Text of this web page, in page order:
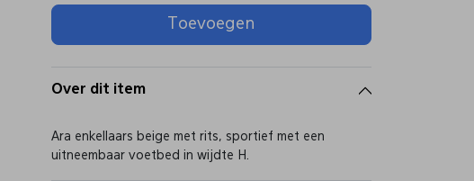
Toevoegen
Over dit item
Ara enkellaars beige met rits, sportief met een
uitneembaar voetbed in wijdte H.